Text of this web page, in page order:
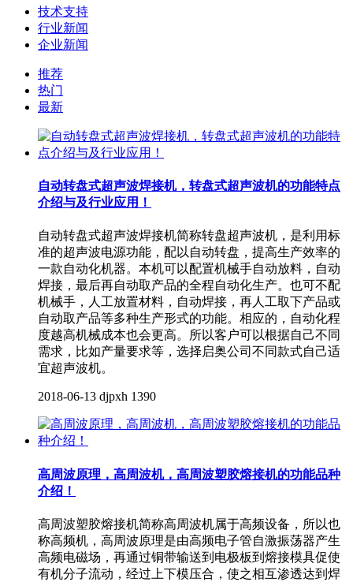
技术支持
行业新闻
企业新闻
推荐
热门
最新
自动转盘式超声波焊接机，转盘式超声波机的功能特点
介绍与及行业应用！
自动转盘式超声波焊接机简称转盘超声波机，是利用标
准的超声波电源功能，配以自动转盘，提高生产效率的
一款自动化机器。本机可以配置机械手自动放料，自动
焊接，最后再自动取产品的全程自动化生产。也可不配
机械手，人工放置材料，自动焊接，再人工取下产品或
自动取产品等多种生产形式的功能。相应的，自动化程
度越高机械成本也会更高。所以客户可以根据自己不同
需求，比如产量要求等，选择启奥公司不同款式自己适
宜超声波机。
2018-06-13 djpxh 1390
高周波原理，高周波机，高周波塑胶熔接机的功能品种
介绍！
高周波塑胶熔接机简称高周波机属于高频设备，所以也
称高频机，高周波原理是由高频电子管自激振荡器产生
高频电磁场，再通过铜带输送到电极板到熔接模具促使
有机分子流动，经过上下模压合，使之相互渗透达到焊